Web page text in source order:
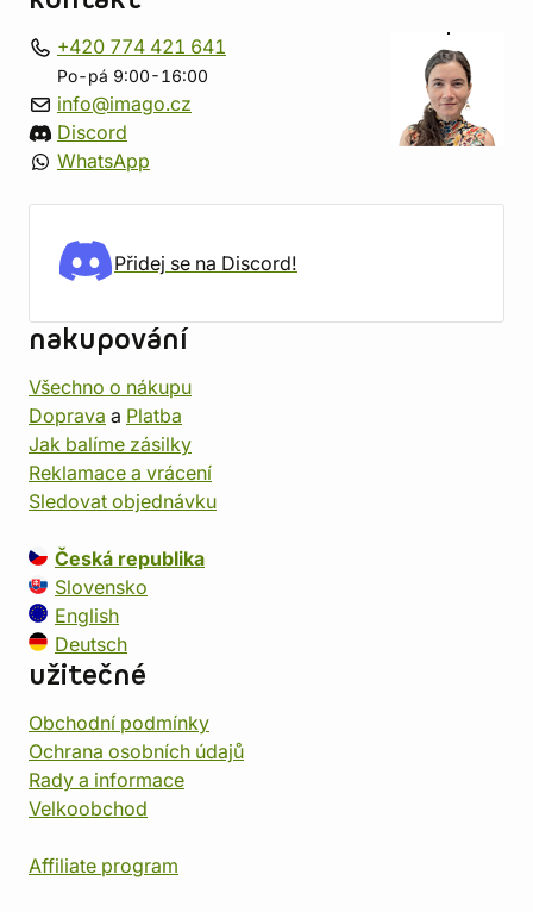
+420 774 421 641
Po-pá 9:00-16:00
info@imago.cz
Discord
WhatsApp
Přidej se na Discord!
nakupování
Všechno o nákupu
Doprava a Platba
Jak balíme zásilky
Reklamace a vrácení
Sledovat objednávku
Česká republika
Slovensko
English
Deutsch
užitečné
Obchodní podmínky
Ochrana osobních údajů
Rady a informace
Velkoobchod
Affiliate program